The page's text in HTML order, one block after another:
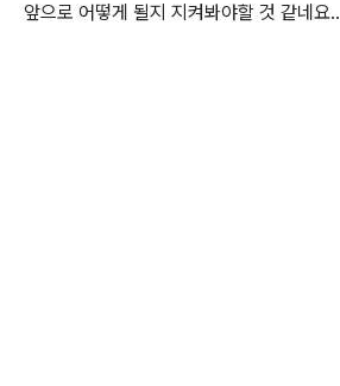
앞으로 어떻게 될지 지켜봐야할 것 같네요..